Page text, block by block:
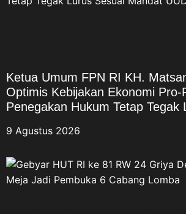
Ketua Umum FPN RI KH.
Optimis Kebijakan Ekonomi Pro-
Penegakan Hukum Tetap Tegak
9 Agustus 2026